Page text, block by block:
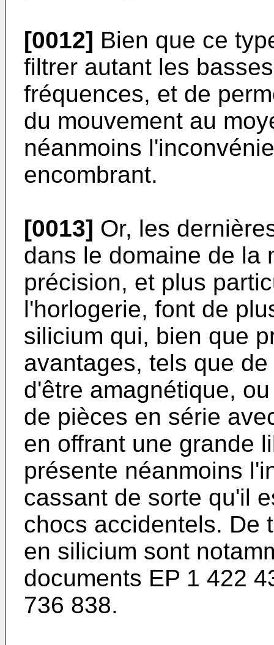
[0012] Bien que ce
filtrer autant les
fréquences, et de
du mouvement au
néanmoins
encombrant.
[0013] Or, les
dans le domaine de la
précision, et plus
l'horlogerie, font de
silicium qui, bien que
avantages, tels que
d'être amagnétique,
de pièces en série
en offrant une grande
présente néanmoins
cassant de sorte qu'il
chocs accidentels. De
en silicium sont
documents EP 1 422
736 838.